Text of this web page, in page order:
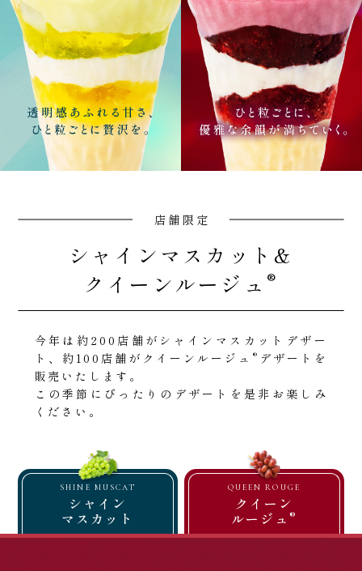
店舗限定
シャインマスカット&
クイーンルージュ ®
今年は約200店舗がシャインマスカットデザー
ト、約100店舗がクイーンルージュ ® デザートを
販売いたします。
この季節にぴったりのデザートを是非お楽しみ
ください。
SHINE MUSCAT
シャイン
マスカット
QUEEN ROUGE
クイーン
ルージュ ®